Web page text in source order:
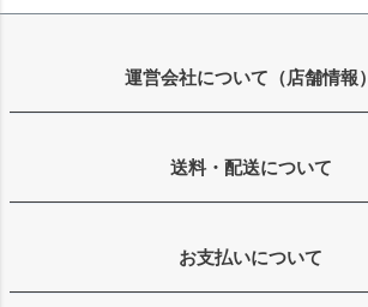
運営会社について（店舗情報）
送料・配送について
お支払いについて